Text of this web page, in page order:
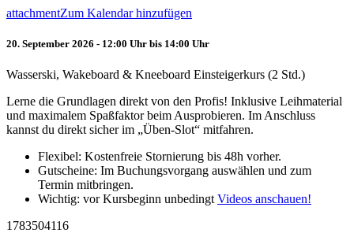
attachmentZum Kalendar hinzufügen
20. September 2026 - 12:00 Uhr bis 14:00 Uhr
Wasserski, Wakeboard & Kneeboard Einsteigerkurs (2 Std.)
Lerne die Grundlagen direkt von den Profis! Inklusive Leihmaterial
und maximalem Spaßfaktor beim Ausprobieren. Im Anschluss
kannst du direkt sicher im „Üben-Slot“ mitfahren.
Flexibel: Kostenfreie Stornierung bis 48h vorher.
Gutscheine: Im Buchungsvorgang auswählen und zum
Termin mitbringen.
Wichtig: vor Kursbeginn unbedingt Videos anschauen!
1783504116